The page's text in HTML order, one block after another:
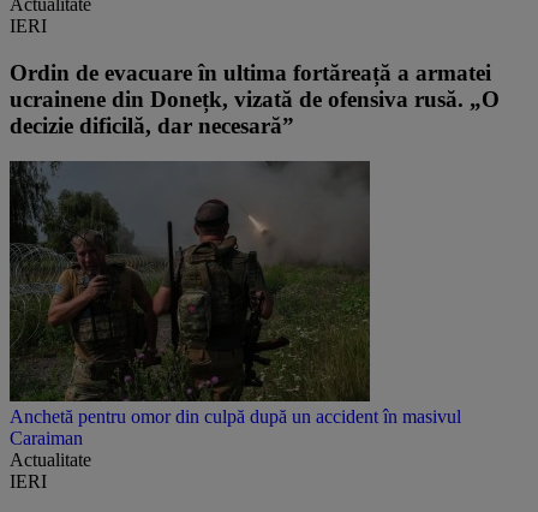
IERI
Ordin de evacuare în ultima fortăreață a armatei
ucrainene din Donețk, vizată de ofensiva rusă. „O
decizie dificilă, dar necesară”
Anchetă pentru omor din culpă după un accident în masivul
Caraiman
Actualitate
IERI